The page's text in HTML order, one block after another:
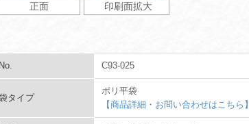
正面 印刷面拡大
No. C93-025
タイプ
ポリ平袋
【商品詳細・お問い合わせはこちら】